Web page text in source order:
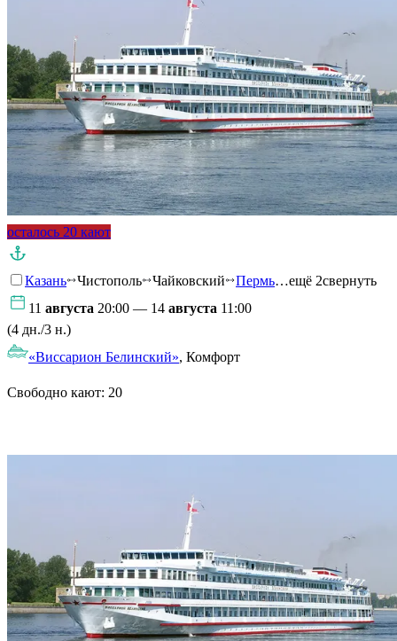
осталось 20 кают
Казань Чистополь Чайковский Пермь…ещё 2свернуть
11 августа 20:00 — 14 августа 11:00
(4 дн./3 н.)
«Виссарион Белинский», Комфорт
Свободно кают: 20